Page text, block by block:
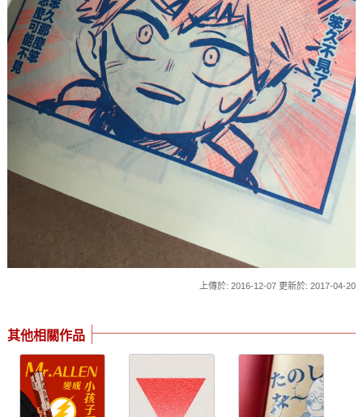
上傳於: 2016-12-07 更新於: 2017-04-20
其他相關作品